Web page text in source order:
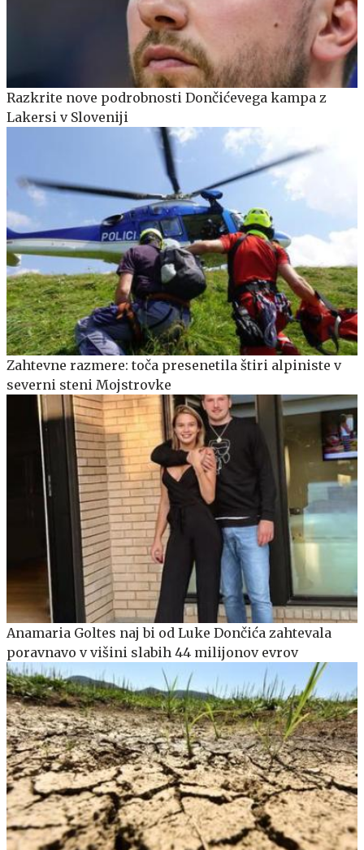
Razkrite nove podrobnosti Dončićevega kampa z
Lakersi v Sloveniji
Zahtevne razmere: toča presenetila štiri alpiniste v
severni steni Mojstrovke
Anamaria Goltes naj bi od Luke Dončića zahtevala
poravnavo v višini slabih 44 milijonov evrov